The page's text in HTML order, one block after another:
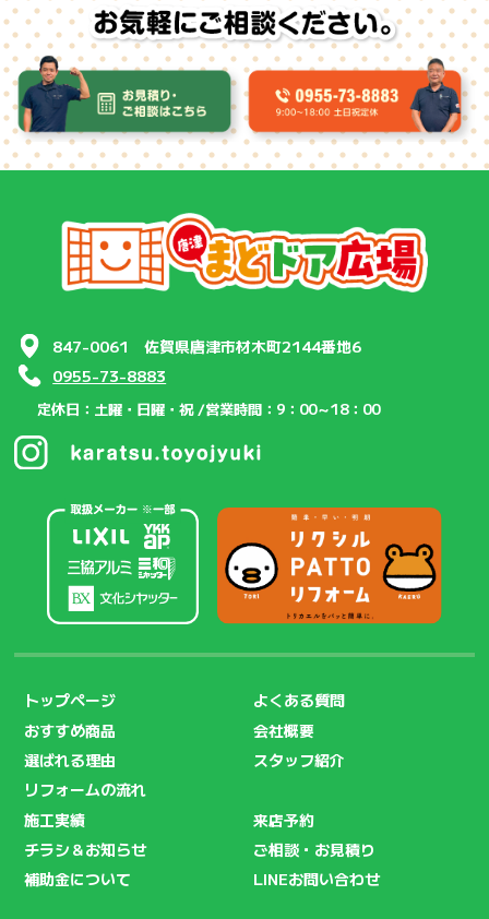
847-0061 佐賀県唐津市材木町2144番地6
0955-73-8883
定休日：土曜・日曜・祝 /営業時間：9：00～18：00
トップページ
おすすめ商品
選ばれる理由
リフォームの流れ
よくある質問
会社概要
スタッフ紹介
施工実績
チラシ＆お知らせ
補助金について
来店予約
ご相談・お見積り
LINEお問い合わせ